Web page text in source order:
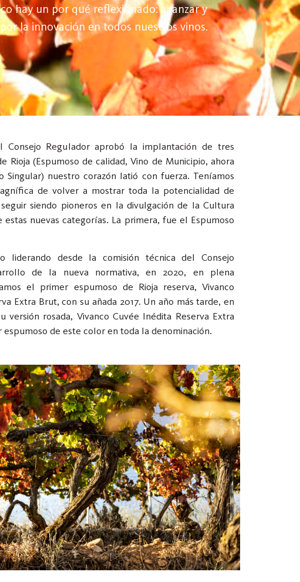
hay un por qué reflexionado: avanzar y
la innovación en todos nuestros vinos.
Consejo Regulador aprobó la implantación de tres
Rioja (Espumoso de calidad, Vino de Municipio, ahora
Singular) nuestro corazón latió con fuerza. Teníamos
de volver a mostrar toda la potencialidad de
siendo pioneros en la divulgación de la Cultura
estas nuevas categorías. La primera, fue el Espumoso
liderando desde la comisión técnica del Consejo
de la nueva normativa, en 2020, en plena
el primer espumoso de Rioja reserva, Vivanco
Extra Brut, con su añada 2017. Un año más tarde, en
versión rosada, Vivanco Cuvée Inédita Reserva Extra
espumoso de este color en toda la denominación.